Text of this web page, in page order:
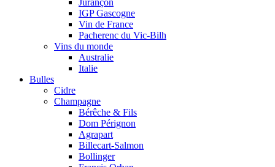
Jurançon
IGP Gascogne
Vin de France
Pacherenc du Vic-Bilh
Vins du monde
Australie
Italie
Bulles
Cidre
Champagne
Bérêche & Fils
Dom Pérignon
Agrapart
Billecart-Salmon
Bollinger